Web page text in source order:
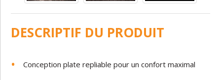
DESCRIPTIF DU PRODUIT
Conception plate repliable pour un confort maximal